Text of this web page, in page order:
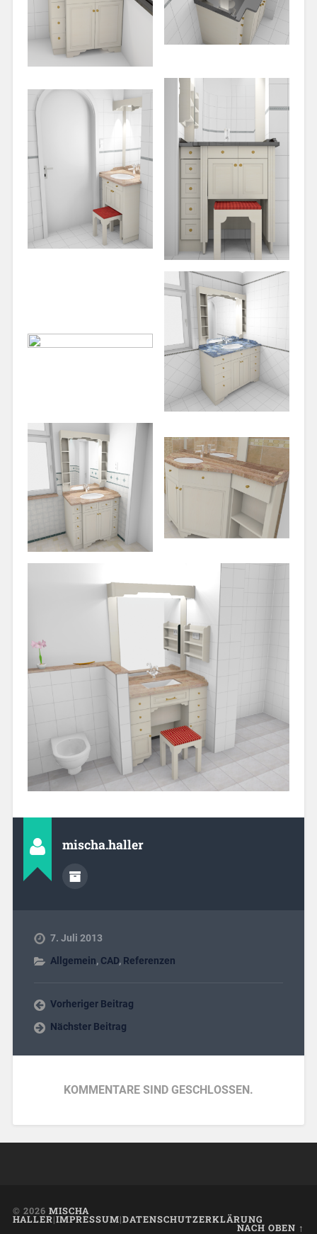
mischa.haller
7. Juli 2013
Allgemein, CAD, Referenzen
Vorheriger Beitrag
Nächster Beitrag
KOMMENTARE SIND GESCHLOSSEN.
© 2026 MISCHA
HALLER|IMPRESSUM|DATENSCHUTZERKLÄRUNG
NACH OBEN ↑